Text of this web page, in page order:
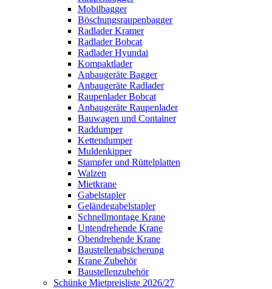
Mobilbagger
Böschungsraupenbagger
Radlader Kramer
Radlader Bobcat
Radlader Hyundai
Kompaktlader
Anbaugeräte Bagger
Anbaugeräte Radlader
Raupenlader Bobcat
Anbaugeräte Raupenlader
Bauwagen und Container
Raddumper
Kettendumper
Muldenkipper
Stampfer und Rüttelplatten
Walzen
Mietkrane
Gabelstapler
Geländegabelstapler
Schnellmontage Krane
Untendrehende Krane
Obendrehende Krane
Baustellenabsicherung
Krane Zubehör
Baustellenzubehör
Schünke Mietpreisliste 2026/27